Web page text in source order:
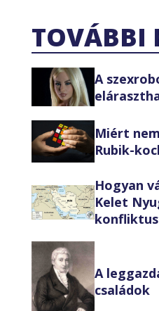
TOVÁBBI
A
Miért
Rubik-
Hogyan
Kelet
A
családok